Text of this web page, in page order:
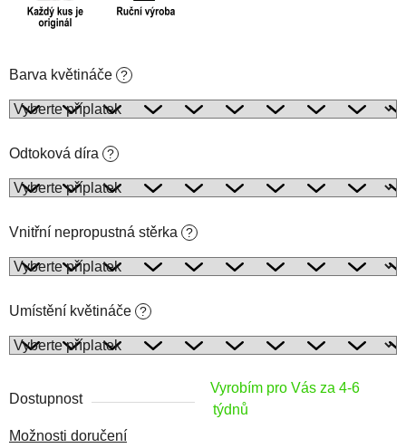
Barva květináče ?
Odtoková díra ?
Vnitřní nepropustná stěrka ?
Umístění květináče ?
Dostupnost
Vyrobím pro Vás za 4-6
týdnů
Možnosti doručení